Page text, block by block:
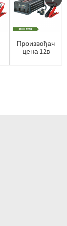
Произвођачка
цена 12в
батерија